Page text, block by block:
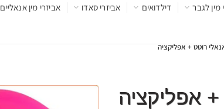
מין לגבר דילדואים אביזרי סאדו אביזרי מין אנאליים
רוטט + אפליקציה
אפליקציה